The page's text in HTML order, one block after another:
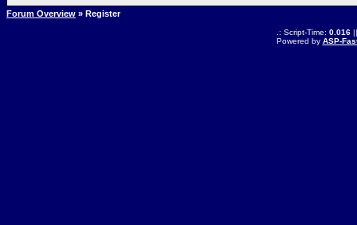
Forum Overview » Register
.: Script-Time: 0.016||
Powered by ASP-